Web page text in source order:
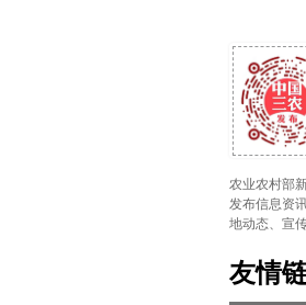
农业农村部
发布信息资
地动态、宣
友情